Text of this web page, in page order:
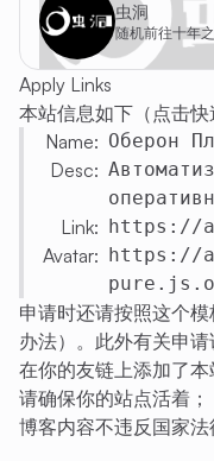
虫洞
随机前往十年
Apply Links
本站信息如下（点击快
Name: Оберон
Desc:
Link: https://
Avatar: https://
申请时还请按照这个模
办法）。此外有关申请
在你的友链上添加了本
请确保你的站点活着；
博客内容不违反国家法